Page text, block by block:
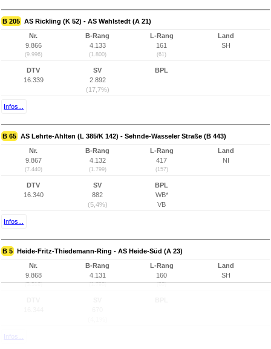
B 205 AS Rickling (K 52) - AS Wahlstedt (A 21)
Nr.
9.866
(9.996)
B-Rang
4.133
(1.800)
L-Rang
161
(61)
Land
SH
DTV
16.339
SV
2.892
(17,7%)
BPL
Infos...
B 65 AS Lehrte-Ahlten (L 385/K 142) - Sehnde-Wasseler Straße (B 443)
Nr.
9.867
(7.440)
B-Rang
4.132
(1.799)
L-Rang
417
(157)
Land
NI
DTV
16.340
SV
882
(5,4%)
BPL
WB*
VB
Infos...
B 5 Heide-Fritz-Thiedemann-Ring - AS Heide-Süd (A 23)
Nr.
9.868
(3.516)
B-Rang
4.131
(1.798)
L-Rang
160
(60)
Land
SH
Infos...